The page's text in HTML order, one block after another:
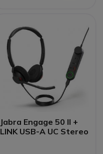
Jabra Engage 50 II +
LINK USB-A UC Stereo